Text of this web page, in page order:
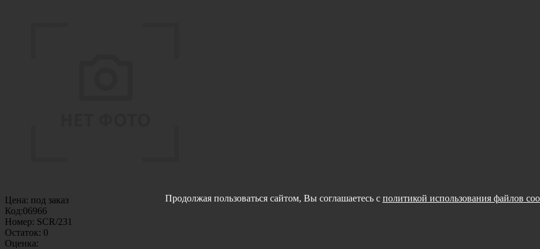
Цена: под заказ
Код:06966
Номер: SCR/231
Остаток: 0
Оценка:
Продолжая пользоваться сайтом, Вы соглашаетесь с политикой использования файлов